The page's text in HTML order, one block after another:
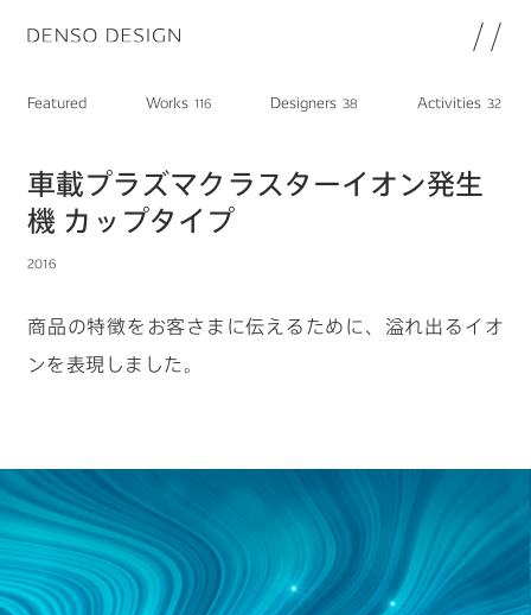
JP EN
Topics
Works
Designers
Chat
Information
Join
DENSO新卒採用ページ
プライバシーポリシー
キーワードから見つける
Featured Works 116 Designers 38 Activities 32
車載プラズマクラスターイオン発生
機 カップタイプ
2016
商品の特徴をお客さまに伝えるために、溢れ出るイオ
ンを表現しました。